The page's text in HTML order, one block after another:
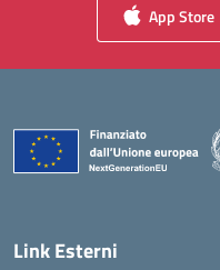
App Store
Link Esterni